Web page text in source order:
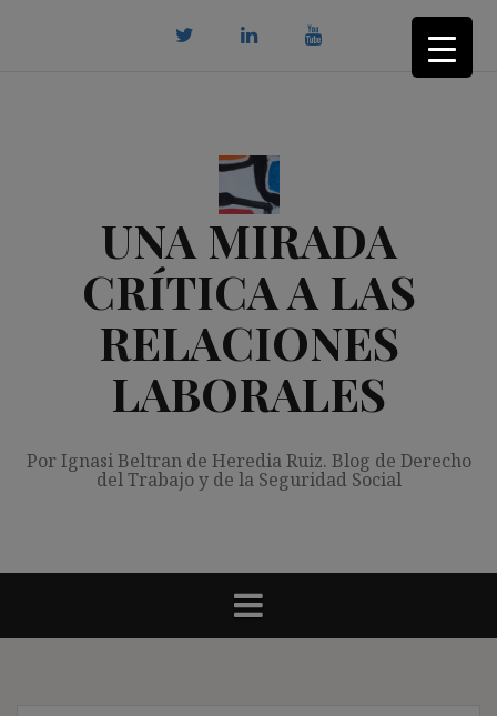
UNA MIRADA
CRÍTICA A LAS
RELACIONES
LABORALES
Por Ignasi Beltran de Heredia Ruiz. Blog de Derecho
del Trabajo y de la Seguridad Social